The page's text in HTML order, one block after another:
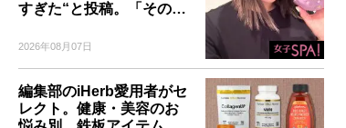
すぎた“と投稿。「その…
2026年08月07日
編集部のiHerb愛用者がセ
レクト。健康・美容のお